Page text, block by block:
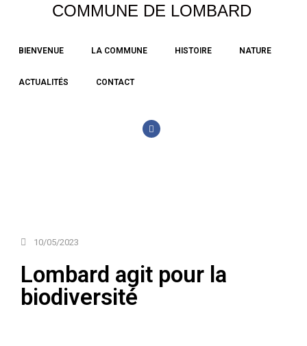
au
COMMUNE DE LOMBARD
BIENVENUE LA COMMUNE HISTOIRE NATURE
ACTUALITÉS CONTACT
10/05/2023
Lombard agit pour la
biodiversité